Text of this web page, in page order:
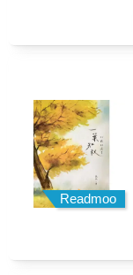
Readmoo